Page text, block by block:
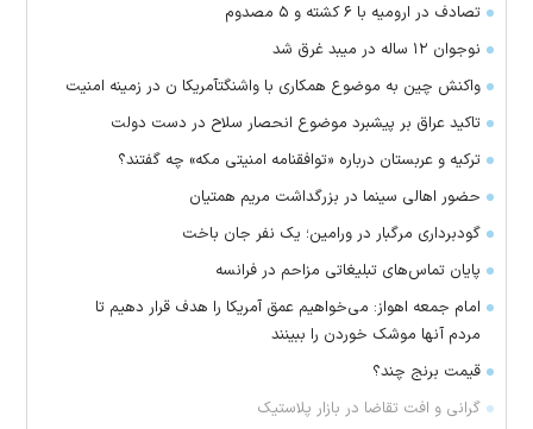
تصادف در ارومیه با ۶ کشته و ۵ مصدوم
نوجوان ۱۲ ساله در میبد غرق شد
واکنش چین به موضوع همکاری با واشنگتآمریکا ن در زمینه امنیت
تاکید عراق بر پیشبرد موضوع انحصار سلاح در دست دولت
ترکیه و عربستان درباره «توافقنامه امنیتی مکه» چه گفتند؟
حضور اهالی سینما در بزرگداشت مریم همتیان
گودبرداری مرگبار در ورامین؛ یک نفر جان باخت
پایان تماس‌های تبلیغاتی مزاحم در فرانسه
امام جمعه اهواز: می‌خواهیم عمق آمریکا را هدف قرار دهیم تا
مردم آنها موشک خوردن را ببینند
قیمت برنج چند؟
گرانی و افت تقاضا در بازار پلاستیک